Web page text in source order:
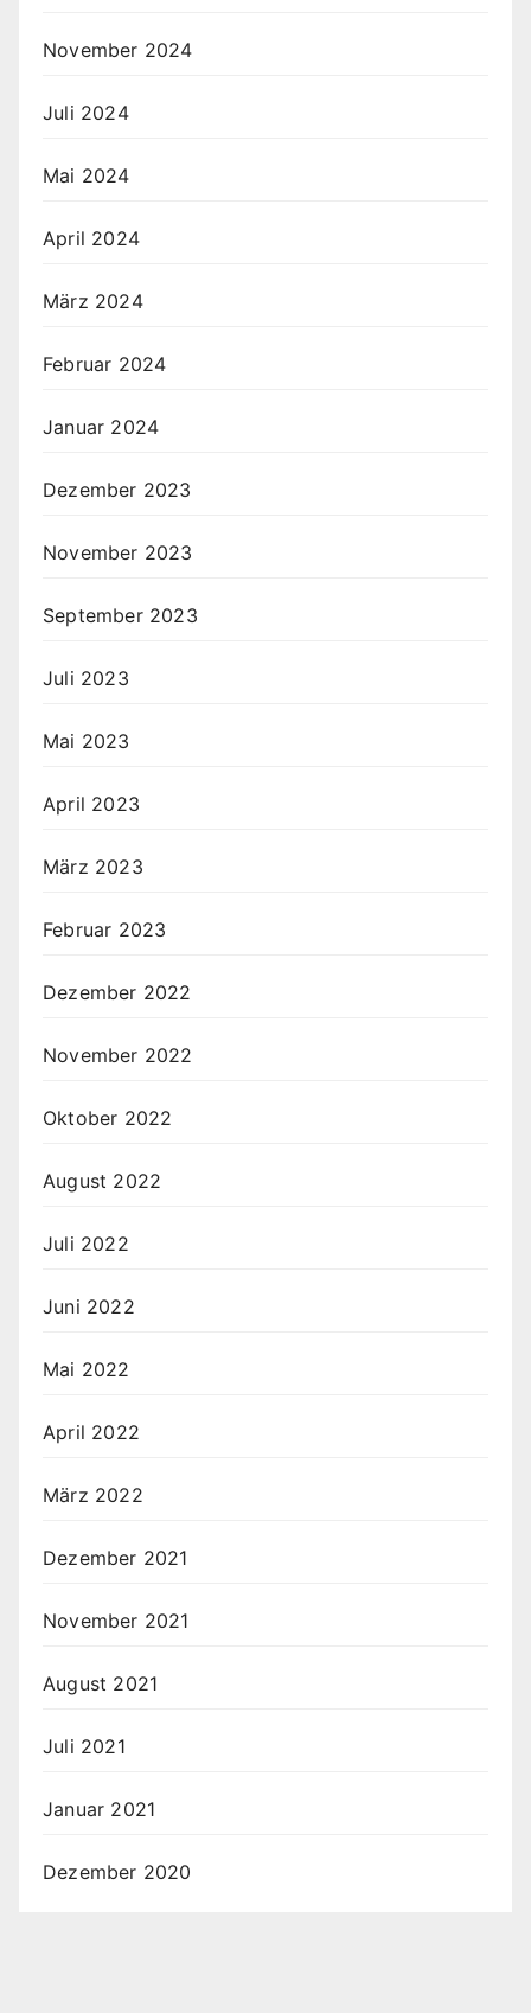
November 2024
Juli 2024
Mai 2024
April 2024
März 2024
Februar 2024
Januar 2024
Dezember 2023
November 2023
September 2023
Juli 2023
Mai 2023
April 2023
März 2023
Februar 2023
Dezember 2022
November 2022
Oktober 2022
August 2022
Juli 2022
Juni 2022
Mai 2022
April 2022
März 2022
Dezember 2021
November 2021
August 2021
Juli 2021
Januar 2021
Dezember 2020